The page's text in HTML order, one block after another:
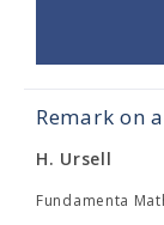
Remark on
H. Ursell
Fundamenta